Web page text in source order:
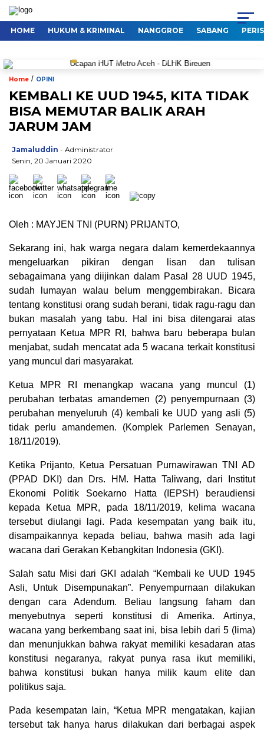
HOME HUKUM & KRIMINAL NANGGROE SABANG
Home / OPINI
KEMBALI KE UUD 1945, KITA TIDAK
BISA MEMUTAR BALIK ARAH
JARUM JAM
Jamaluddin - Administrator
Senin, 20 Januari 2020
Oleh : MAYJEN TNI (PURN) PRIJANTO,
Sekarang ini, hak warga negara dalam kemerdekaannya
mengeluarkan pikiran dengan lisan dan tulisan
sebagaimana yang diijinkan dalam Pasal 28 UUD 1945,
sudah lumayan walau belum menggembirakan. Bicara
tentang konstitusi orang sudah berani, tidak ragu-ragu dan
bukan masalah yang tabu. Hal ini bisa ditengarai atas
pernyataan Ketua MPR RI, bahwa baru beberapa bulan
menjabat, sudah mencatat ada 5 wacana terkait konstitusi
yang muncul dari masyarakat.
Ketua MPR RI menangkap wacana yang muncul (1)
perubahan terbatas amandemen (2) penyempurnaan (3)
perubahan menyeluruh (4) kembali ke UUD yang asli (5)
tidak perlu amandemen. (Komplek Parlemen Senayan,
18/11/2019).
Ketika Prijanto, Ketua Persatuan Purnawirawan TNI AD
(PPAD DKI) dan Drs. HM. Hatta Taliwang, dari Institut
Ekonomi Politik Soekarno Hatta (IEPSH) beraudiensi
kepada Ketua MPR, pada 18/11/2019, kelima wacana
tersebut diulangi lagi. Pada kesempatan yang baik itu,
disampaikannya kepada beliau, bahwa masih ada lagi
wacana dari Gerakan Kebangkitan Indonesia (GKI).
Salah satu Misi dari GKI adalah “Kembali ke UUD 1945
Asli, Untuk Disempunakan”. Penyempurnaan dilakukan
dengan cara Adendum. Beliau langsung faham dan
menyebutnya seperti konstitusi di Amerika. Artinya,
wacana yang berkembang saat ini, bisa lebih dari 5 (lima)
dan menunjukkan bahwa rakyat memiliki kesadaran atas
konstitusi negaranya, rakyat punya rasa ikut memiliki,
bahwa konstitusi bukan hanya milik kaum elite dan
politikus saja.
Pada kesempatan lain, “Ketua MPR mengatakan, kajian
tersebut tak hanya harus dilakukan dari berbagai aspek